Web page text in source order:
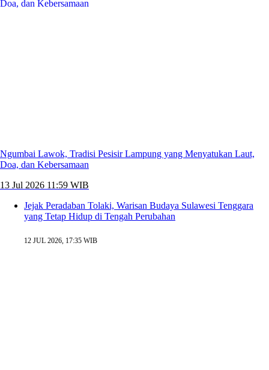
Ngumbai Lawok, Tradisi Pesisir Lampung yang Menyatukan Laut,
Doa, dan Kebersamaan
13 Jul 2026 11:59 WIB
Jejak Peradaban Tolaki, Warisan Budaya Sulawesi Tenggara
yang Tetap Hidup di Tengah Perubahan
12 JUL 2026, 17:35 WIB